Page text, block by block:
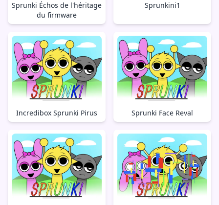
Sprunki Échos de l'héritage
du firmware
Sprunkini1
Incredibox Sprunki Pirus Sprunki Face Reval